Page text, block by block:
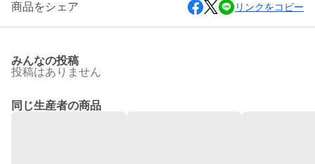
商品をシェア リンクをコピー
みんなの投稿
投稿はありません
同じ生産者の商品